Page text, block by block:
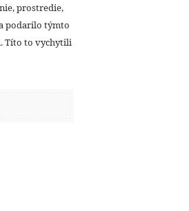
prostredie,
podarilo týmto
Títo to vychytili